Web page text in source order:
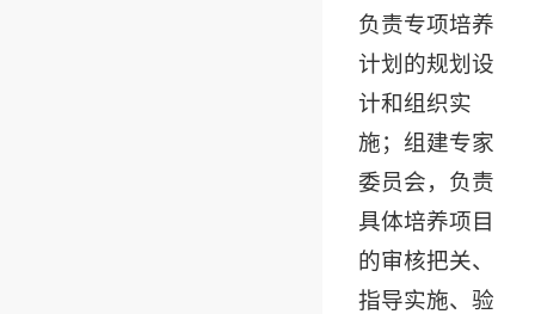
负责专项培养
计划的规划设
计和组织实
施；组建专家
委员会，负责
具体培养项目
的审核把关、
指导实施、验